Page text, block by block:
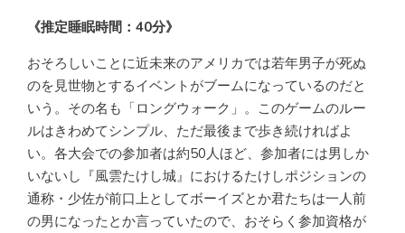
《推定睡眠時間：40分》
おそろしいことに近未来のアメリカでは若年男子が死ぬ
のを見世物とするイベントがブームになっているのだと
いう。その名も「ロングウォーク」。このゲームのルー
ルはきわめてシンプル、ただ最後まで歩き続ければよ
い。各大会での参加者は約50人ほど、参加者には男しか
いないし『風雲たけし城』におけるたけしポジションの
通称・少佐が前口上としてボーイズとか君たちは一人前
の男になったとか言っていたので、おそらく参加資格が